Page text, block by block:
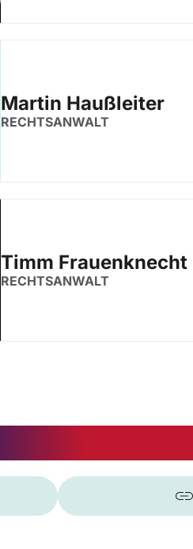
Martin Haußleiter
RECHTSANWALT
Timm Frauenknecht
RECHTSANWALT